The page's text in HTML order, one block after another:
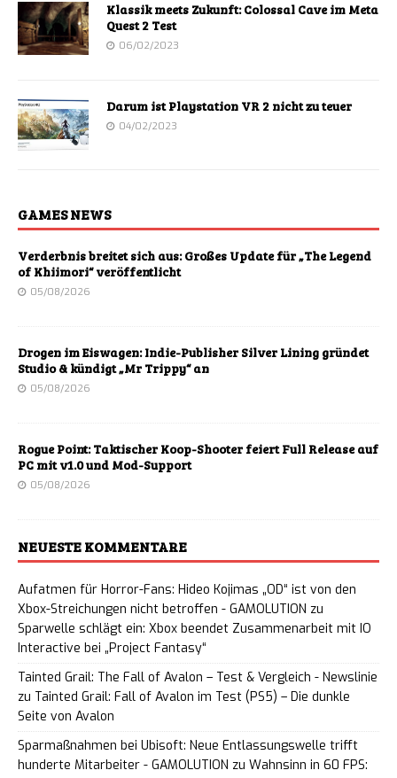
Klassik meets Zukunft: Colossal Cave im Meta
Quest 2 Test
06/02/2023
Darum ist Playstation VR 2 nicht zu teuer
04/02/2023
GAMES NEWS
Verderbnis breitet sich aus: Großes Update für „The Legend
of Khiimori“ veröffentlicht
05/08/2026
Drogen im Eiswagen: Indie-Publisher Silver Lining gründet
Studio & kündigt „Mr Trippy“ an
05/08/2026
Rogue Point: Taktischer Koop-Shooter feiert Full Release auf
PC mit v1.0 und Mod-Support
05/08/2026
NEUESTE KOMMENTARE
Aufatmen für Horror-Fans: Hideo Kojimas „OD“ ist von den
Xbox-Streichungen nicht betroffen - GAMOLUTION zu
Sparwelle schlägt ein: Xbox beendet Zusammenarbeit mit IO
Interactive bei „Project Fantasy“
Tainted Grail: The Fall of Avalon – Test & Vergleich - Newslinie
zu Tainted Grail: Fall of Avalon im Test (PS5) – Die dunkle
Seite von Avalon
Sparmaßnahmen bei Ubisoft: Neue Entlassungswelle trifft
hunderte Mitarbeiter - GAMOLUTION zu Wahnsinn in 60 FPS: